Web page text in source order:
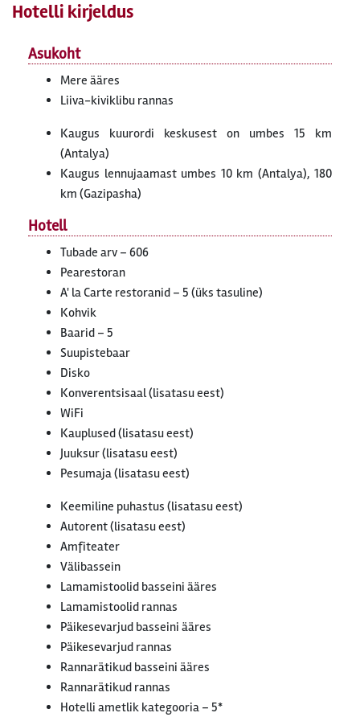
Hotelli kirjeldus
Asukoht
Mere ääres
Liiva-kiviklibu rannas
Kaugus kuurordi keskusest on umbes 15 km
(Antalya)
Kaugus lennujaamast umbes 10 km (Antalya), 180
km (Gazipasha)
Hotell
Tubade arv – 606
Pearestoran
A' la Carte restoranid – 5 (üks tasuline)
Kohvik
Baarid – 5
Suupistebaar
Disko
Konverentsisaal (lisatasu eest)
WiFi
Kauplused (lisatasu eest)
Juuksur (lisatasu eest)
Pesumaja (lisatasu eest)
Keemiline puhastus (lisatasu eest)
Autorent (lisatasu eest)
Amfiteater
Välibassein
Lamamistoolid basseini ääres
Lamamistoolid rannas
Päikesevarjud basseini ääres
Päikesevarjud rannas
Rannarätikud basseini ääres
Rannarätikud rannas
Hotelli ametlik kategooria – 5*